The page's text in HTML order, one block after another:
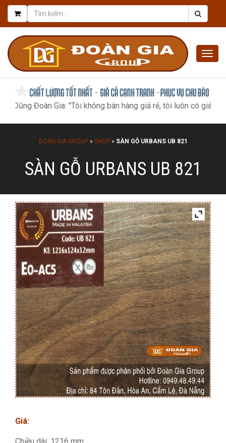
Đoàn Gia: "Tôi không bán hàng giá rẻ, tôi luôn có giá tốt nhất,
ĐOÀN GIA GROUP» SHOP» SÀN GỖ URBANS UB 821
SÀN GỖ URBANS UB 821
Giá: